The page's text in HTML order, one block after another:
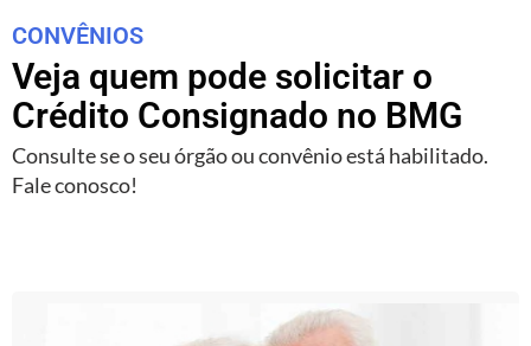
CONVÊNIOS
Veja quem pode solicitar o
Crédito Consignado no BMG
Consulte se o seu órgão ou convênio está habilitado.
Fale conosco!